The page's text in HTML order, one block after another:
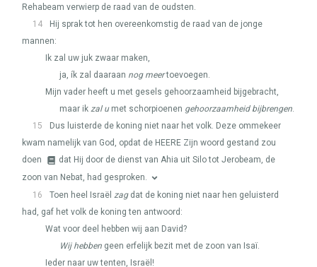
Rehabeam verwierp de raad van de oudsten.
14
Hij sprak tot hen overeenkomstig de raad van de jonge
mannen:
Ik zal uw juk zwaar maken,
ja, ík zal daaraan nog meertoevoegen.
Mijn vader heeft u met gesels gehoorzaamheid bijgebracht,
maar ik zal umet schorpioenen gehoorzaamheid bijbrengen.
15
Dus luisterde de koning niet naar het volk. Deze ommekeer
kwam namelijk van God, opdat de HEERE Zijn woord gestand zou
doen
dat Hij door de dienst van Ahia uit Silo tot Jerobeam, de
zoon van Nebat, had gesproken.
16
Toen heel Israël zagdat de koning niet naar hen geluisterd
had, gaf het volk de koning ten antwoord:
Wat voor deel hebben wij aan David?
Wij hebben geen erfelijk bezit met de zoon van Isaï.
Ieder naar uw tenten, Israël!